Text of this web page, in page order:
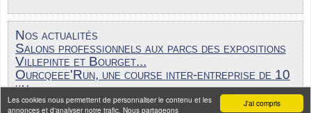
J'ai compris
Les cookies nous permettent de personnaliser le contenu et les
annonces et d'analyser notre trafic. Nous partageons
Nos actualités
Salons professionnels aux parcs des expositions
Villepinte et Bourget...
Ourcqeee'Run, une course inter-entreprise de 10
km...
ÉTUDE MICE : Le marché des événements